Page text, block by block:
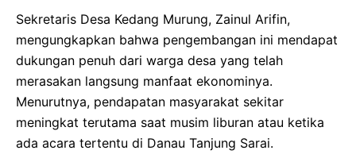
Sekretaris Desa Kedang Murung, Zainul Arifin,
mengungkapkan bahwa pengembangan ini mendapat
dukungan penuh dari warga desa yang telah
merasakan langsung manfaat ekonominya.
Menurutnya, pendapatan masyarakat sekitar
meningkat terutama saat musim liburan atau ketika
ada acara tertentu di Danau Tanjung Sarai.